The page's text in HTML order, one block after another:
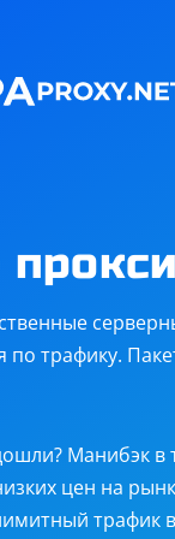
по трафику.
Манибэк в
цен на
трафик